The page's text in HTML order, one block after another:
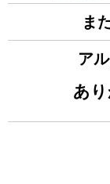
ま
ア
あり